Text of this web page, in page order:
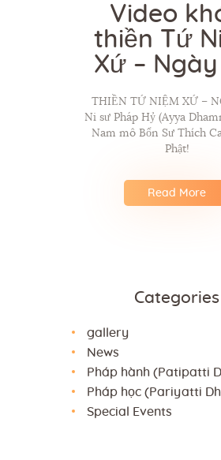
Video
thiền Tứ
Xứ – Ngày
THIỀN TỨ NIỆM XỨ –
Ni sư Pháp Hỷ (Ayya
Nam mô Bổn Sư Thích
Phật!
Read More
Categories
gallery
News
Pháp hành (Patipatti
Pháp học (Pariyatti
Special Events